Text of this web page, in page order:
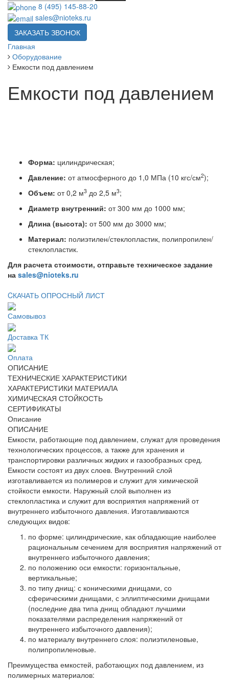
8 (495) 145-88-20
sales@nioteks.ru
ЗАКАЗАТЬ ЗВОНОК
Главная
Оборудование
Емкости под давлением
Емкости под давлением
Форма: цилиндрическая;
Давление: от атмосферного до 1,0 МПа (10 кгс/см2);
Объем: от 0,2 м3 до 2,5 м3;
Диаметр внутренний: от 300 мм до 1000 мм;
Длина (высота): от 500 мм до 3000 мм;
Материал: полиэтилен/стеклопластик, полипропилен/
стеклопластик.
Для расчета стоимости, отправьте техническое задание
на sales@nioteks.ru
CКАЧАТЬ ОПРОСНЫЙ ЛИСТ
Самовывоз
Доставка ТК
Оплата
ОПИСАНИЕ
ТЕХНИЧЕСКИЕ ХАРАКТЕРИСТИКИ
ХАРАКТЕРИСТИКИ МАТЕРИАЛА
ХИМИЧЕСКАЯ СТОЙКОСТЬ
СЕРТИФИКАТЫ
Описание
ОПИСАНИЕ
Емкости, работающие под давлением, служат для проведения
технологических процессов, а также для хранения и
транспортировки различных жидких и газообразных сред.
Емкости состоят из двух слоев. Внутренний слой
изготавливается из полимеров и служит для химической
стойкости емкости. Наружный слой выполнен из
стеклопластика и служит для восприятия напряжений от
внутреннего избыточного давления. Изготавливаются
следующих видов:
по форме: цилиндрические, как обладающие наиболее
рациональным сечением для восприятия напряжений от
внутреннего избыточного давления;
по положению оси емкости: горизонтальные,
вертикальные;
по типу днищ: с коническими днищами, со
сферическими днищами, с эллиптическими днищами
(последние два типа днищ обладают лучшими
показателями распределения напряжений от
внутреннего избыточного давления);
по материалу внутреннего слоя: полиэтиленовые,
полипропиленовые.
Преимущества емкостей, работающих под давлением, из
полимерных материалов: